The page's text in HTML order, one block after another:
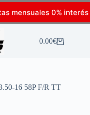
mensuales 0% interés
0.00€
16 58P F/R TT